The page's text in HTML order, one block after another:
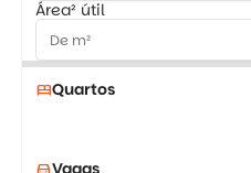
Área² útil
bedQuartos
directions_carVagas